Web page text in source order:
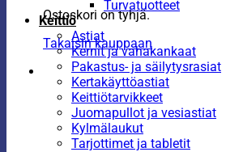
Ostoskori on tyhjä.
Takaisin kauppaan
Turvatuotteet
Keittiö
Astiat
Kernit ja vahakankaat
Pakastus- ja säilytysrasiat
Kertakäyttöastiat
Keittiötarvikkeet
Juomapullot ja vesiastiat
Kylmälaukut
Tarjottimet ja tabletit